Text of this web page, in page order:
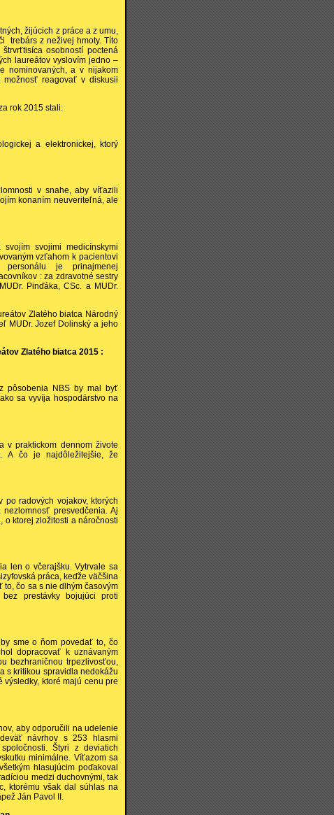
žijúcich z práce a z umu,
trebárs z neživej hmoty. Títo
osobností poctená
laureátov vyslovím jedno –
nominovaných, a v nijakom
možnosť reagovať v diskusii
rok 2015 stali:
a elektronickej, ktorý
v snahe, aby víťazili
konaním neuveriteľná, ale
svojimi medicínskymi
vzťahom k pacientovi
je prinajmenej
: za zdravotné sestry
Pinďáka, CSc. a MUDr.
Zlatého biatca Národný
MUDr. Jozef Dolinský a jeho
Zlatého biatca 2015 :
pôsobenia NBS by mal byť
sa vyvíja hospodárstvo na
v praktickom dennom živote
A čo je najdôležitejšie, že
radových vojakov, ktorých
presvedčenia. Aj
o ktorej zložitosti a náročnosti
len o včerajšku. Vytrvale sa
práca, keďže väčšina
čo sa s nie dlhým časovým
prestávky bojujúci proti
sme o ňom povedať to, čo
dopracovať k uznávaným
bezhraničnou trpezlivosťou,
s kritikou spravidla nedokážu
ktoré majú cenu pre
aby odporučili na udelenie
návrhov s 253 hlasmi
Štyri z deviatich
minimálne. Víťazom sa
hlasujúcim poďakoval
medzi duchovnými, tak
ktorému však dal súhlas na
Ján Pavol II.